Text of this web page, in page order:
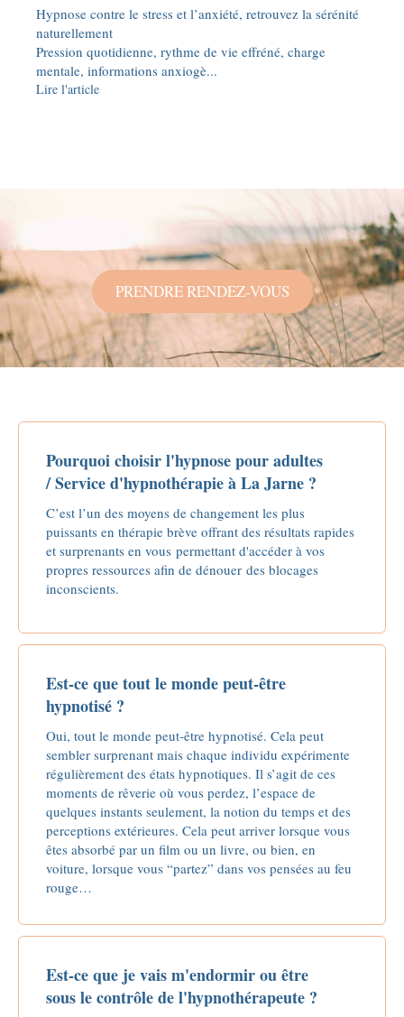
Hypnose contre le stress et l’anxiété, retrouvez la sérénité
naturellement
Pression quotidienne, rythme de vie effréné, charge
mentale, informations anxiogè...
Lire l'article
PRENDRE RENDEZ-VOUS
Pourquoi choisir l'hypnose pour adultes
/ Service d'hypnothérapie à La Jarne ?
C’est l’un des moyens de changement les plus
puissants en thérapie brève offrant des résultats rapides
et surprenants en vous permettant d'accéder à vos
propres ressources afin de dénouer des blocages
inconscients.
Est-ce que tout le monde peut-être
hypnotisé ?
Oui, tout le monde peut-être hypnotisé. Cela peut
sembler surprenant mais chaque individu expérimente
régulièrement des états hypnotiques. Il s’agit de ces
moments de rêverie où vous perdez, l’espace de
quelques instants seulement, la notion du temps et des
perceptions extérieures. Cela peut arriver lorsque vous
êtes absorbé par un film ou un livre, ou bien, en
voiture, lorsque vous “partez” dans vos pensées au feu
rouge…
Est-ce que je vais m'endormir ou être
sous le contrôle de l'hypnothérapeute ?